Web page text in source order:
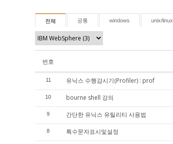
전체 공통 windows unix/linux
번호
11 유닉스 수행감시기(Profiler) : prof
10 bourne shell 강의
9 간단한 유닉스 유틸리티 사용법
8 특수문자표시및설정